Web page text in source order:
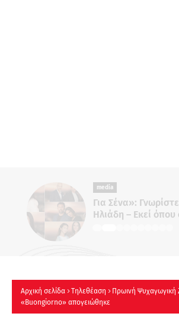
media
Για Σένα»: Γνωρίστε
Ηλιάδη – Εκεί όπου οι
δεσμοί δοκιμάζονται
Αρχική σελίδα Τηλεθέαση
Πρωινή Ψυχαγωγική
«Buongiorno» απογειώθηκε